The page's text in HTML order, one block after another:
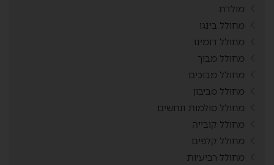
מולדת
מחולל בינגו
מחולל דומינו
מחולל מבוך
מחולל מבוכים
מחולל סביבון
מחולל סולמות ונחשים
מחולל קובייה
מחולל קלפים
מחולל רביעיות